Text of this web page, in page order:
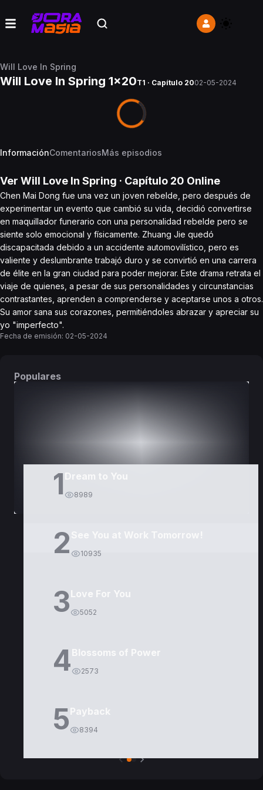
Will Love In Spring
Will Love In Spring 1x20T1 · Capítulo 2002-05-2024
InformaciónComentariosMás episodios
Ver Will Love In Spring · Capítulo 20 Online
Chen Mai Dong fue una vez un joven rebelde, pero después de
experimentar un evento que cambió su vida, decidió convertirse
en maquillador funerario con una personalidad rebelde pero se
siente solo emocional y físicamente. Zhuang Jie quedó
discapacitada debido a un accidente automovilístico, pero es
valiente y deslumbrante trabajó duro y se convirtió en una carrera
de élite en la gran ciudad para poder mejorar. Este drama retrata el
viaje de quienes, a pesar de sus personalidades y circunstancias
contrastantes, aprenden a comprenderse y aceptarse unos a otros.
Su amor sana sus corazones, permitiéndoles abrazar y apreciar su
yo "imperfecto".
Fecha de emisión: 02-05-2024
Populares
1 Dream to You
8989
2 10935
3Love For You
5052
4Blossoms of Power
2573
5Payback
8394